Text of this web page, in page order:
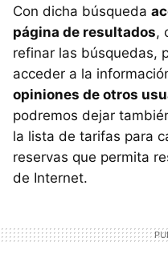
Con dicha búsqueda
página de resultados,
refinar las búsquedas,
acceder a la
opiniones de otros
podremos dejar
la lista de tarifas para
reservas que permita
de Internet.